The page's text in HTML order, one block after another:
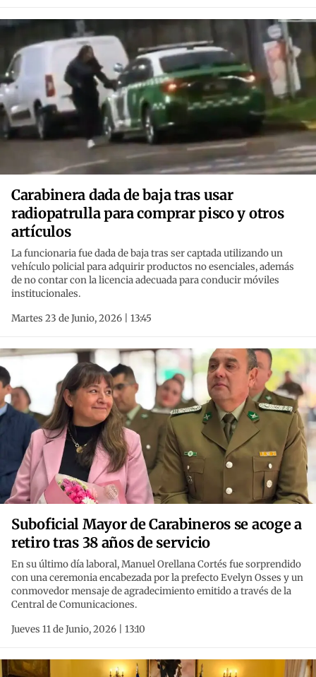
Carabinera dada de baja tras usar
radiopatrulla para comprar pisco y otros
artículos
La funcionaria fue dada de baja tras ser captada utilizando un
vehículo policial para adquirir productos no esenciales, además
de no contar con la licencia adecuada para conducir móviles
institucionales.
Martes 23 de Junio, 2026 | 13:45
Suboficial Mayor de Carabineros se acoge a
retiro tras 38 años de servicio
En su último día laboral, Manuel Orellana Cortés fue sorprendido
con una ceremonia encabezada por la prefecto Evelyn Osses y un
conmovedor mensaje de agradecimiento emitido a través de la
Central de Comunicaciones.
Jueves 11 de Junio, 2026 | 13:10